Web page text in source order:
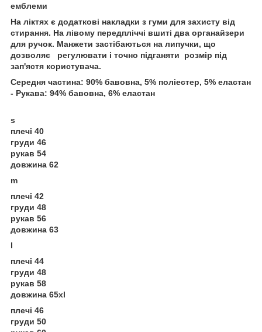
емблеми
На ліктях є додаткові накладки з гуми для захисту від
стирання. На лівому передпліччі вшиті два органайзери
для ручок. Манжети застібаються на липучки, що
дозволяє регулювати і точно підганяти розмір під
зап'ястя користувача.
Середня частина: 90% бавовна, 5% поліестер, 5% еластан
- Рукава: 94% бавовна, 6% еластан
s
плечі 40
груди 46
рукав 54
довжина 62
m
плечі 42
груди 48
рукав 56
довжина 63
l
плечі 44
груди 48
рукав 58
довжина 65xl
плечі 46
груди 50